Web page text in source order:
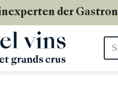
der